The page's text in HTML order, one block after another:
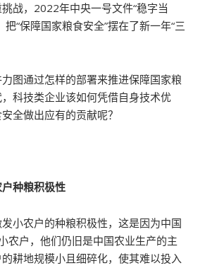
战，2022年中央一号文件“稳字当
“保障国家粮食安全”摆在了新一年“三
图通过怎样的部署来推进保障国家粮
科技类企业该如何凭借自身技术优
全做出应有的贡献呢？
种粮积极性
小农户的种粮积极性，这是因为中国
农户，他们仍旧是中国农业生产的主
耕地规模小且细碎化，使其难以投入